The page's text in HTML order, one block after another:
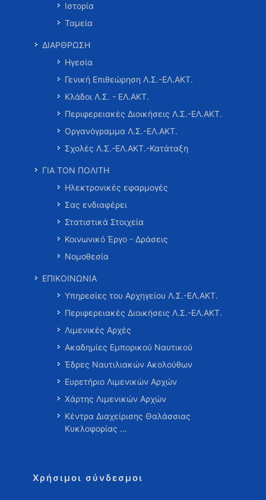
Ιστορία
Ταμεία
ΔΙΑΡΘΡΩΣΗ
Ηγεσία
Γενική Επιθεώρηση Λ.Σ.-ΕΛ.ΑΚΤ.
Κλάδοι Λ.Σ. - ΕΛ.ΑΚΤ.
Περιφερειακές Διοικήσεις Λ.Σ.-ΕΛ.ΑΚΤ.
Οργανόγραμμα Λ.Σ.-ΕΛ.ΑΚΤ.
Σχολές Λ.Σ.-ΕΛ.ΑΚΤ.-Κατάταξη
ΓΙΑ ΤΟΝ ΠΟΛΙΤΗ
Ηλεκτρονικές εφαρμογές
Σας ενδιαφέρει
Στατιστικά Στοιχεία
Κοινωνικό Έργο - Δράσεις
Νομοθεσία
ΕΠΙΚΟΙΝΩΝΙΑ
Υπηρεσίες του Αρχηγείου Λ.Σ.-ΕΛ.ΑΚΤ.
Περιφερειακές Διοικήσεις Λ.Σ.-ΕΛ.ΑΚΤ.
Λιμενικές Αρχές
Ακαδημίες Εμπορικού Ναυτικού
Έδρες Ναυτιλιακών Ακολούθων
Ευρετήριο Λιμενικών Αρχών
Χάρτης Λιμενικών Αρχών
Κέντρα Διαχείρισης Θαλάσσιας
Κυκλοφορίας …
Χρήσιμοι σύνδεσμοι